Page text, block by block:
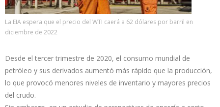
La EIA espera que el precio del WTI caerá a 62 dólares por barril en
diciembre de 2022
Desde el tercer trimestre de 2020, el consumo mundial de
petróleo y sus derivados aumentó más rápido que la producción,
lo que provocó menores niveles de inventario y mayores precios
del crudo.